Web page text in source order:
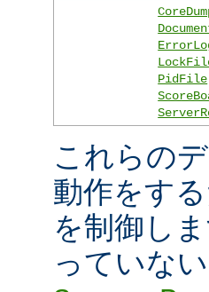
PidFile
これらの
動作をす
を制御し
っていな